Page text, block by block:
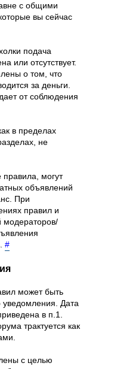
с общими
вы сейчас
подача
или отсутствует.
о том, что
за деньги.
от соблюдения
в пределах
не
могут
объявлений
При
правил и
модераторов/
#
может быть
уведомления. Дата
в п.1.
трактуется как
с целью